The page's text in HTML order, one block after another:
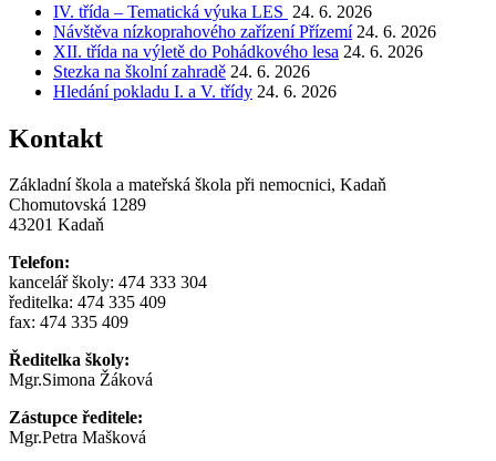
IV. třída – Tematická výuka LES 24. 6. 2026
Návštěva nízkoprahového zařízení Přízemí 24. 6. 2026
XII. třída na výletě do Pohádkového lesa 24. 6. 2026
Stezka na školní zahradě 24. 6. 2026
Hledání pokladu I. a V. třídy 24. 6. 2026
Kontakt
Základní škola a mateřská škola při nemocnici, Kadaň
Chomutovská 1289
43201 Kadaň
Telefon:
kancelář školy: 474 333 304
ředitelka: 474 335 409
fax: 474 335 409
Ředitelka školy:
Mgr.Simona Žáková
Zástupce ředitele:
Mgr.Petra Mašková